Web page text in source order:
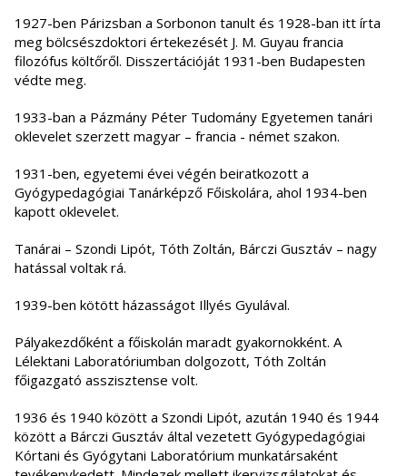
1927-ben Párizsban a Sorbonon tanult és 1928-ban itt írta
meg bölcsészdoktori értekezését J. M. Guyau francia
filozófus költőről. Disszertációját 1931-ben Budapesten
védte meg.
1933-ban a Pázmány Péter Tudomány Egyetemen tanári
oklevelet szerzett magyar – francia - német szakon.
1931-ben, egyetemi évei végén beiratkozott a
Gyógypedagógiai Tanárképző Főiskolára, ahol 1934-ben
kapott oklevelet.
Tanárai – Szondi Lipót, Tóth Zoltán, Bárczi Gusztáv – nagy
hatással voltak rá.
1939-ben kötött házasságot Illyés Gyulával.
Pályakezdőként a főiskolán maradt gyakornokként. A
Lélektani Laboratóriumban dolgozott, Tóth Zoltán
főigazgató asszisztense volt.
1936 és 1940 között a Szondi Lipót, azután 1940 és 1944
között a Bárczi Gusztáv által vezetett Gyógypedagógiai
Kórtani és Gyógytani Laboratórium munkatársaként